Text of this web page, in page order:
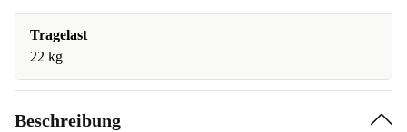
Tragelast
22 kg
Beschreibung